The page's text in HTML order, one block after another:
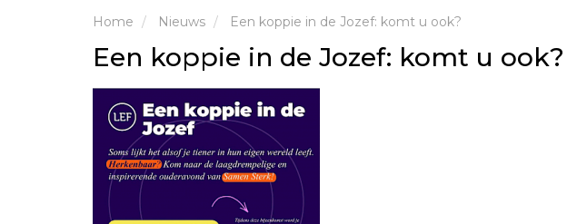
Home Nieuws Een koppie in de Jozef: komt u ook?
Een koppie in de Jozef: komt u ook?